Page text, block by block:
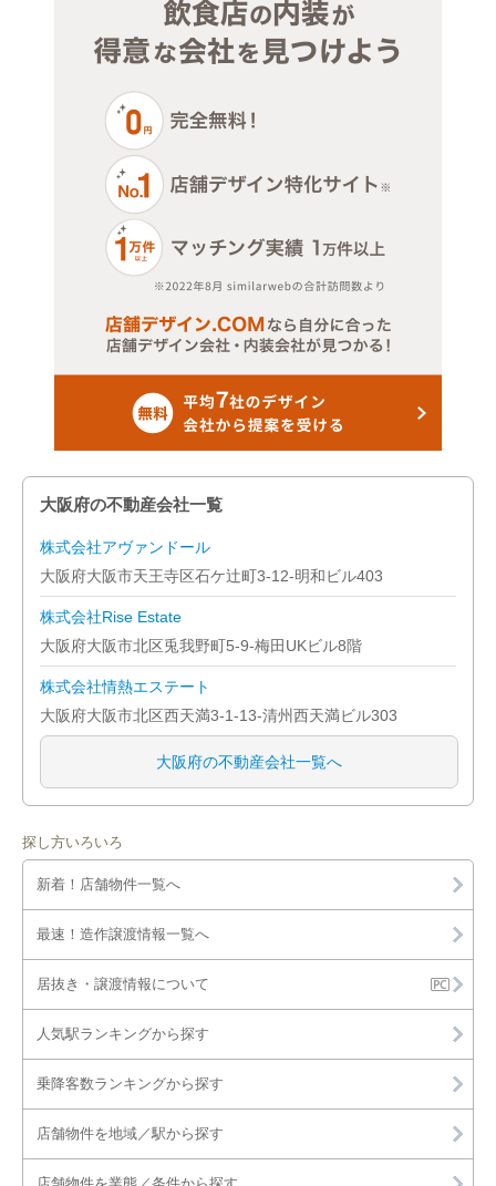
大阪府の不動産会社一覧
株式会社アヴァンドール
大阪府大阪市天王寺区石ケ辻町3-12-明和ビル403
株式会社Rise Estate
大阪府大阪市北区兎我野町5-9-梅田UKビル8階
株式会社情熱エステート
大阪府大阪市北区西天満3-1-13-清州西天満ビル303
大阪府の不動産会社一覧へ
探し方いろいろ
新着！店舗物件一覧へ
最速！造作譲渡情報一覧へ
居抜き・譲渡情報について
人気駅ランキングから探す
乗降客数ランキングから探す
店舗物件を地域／駅から探す